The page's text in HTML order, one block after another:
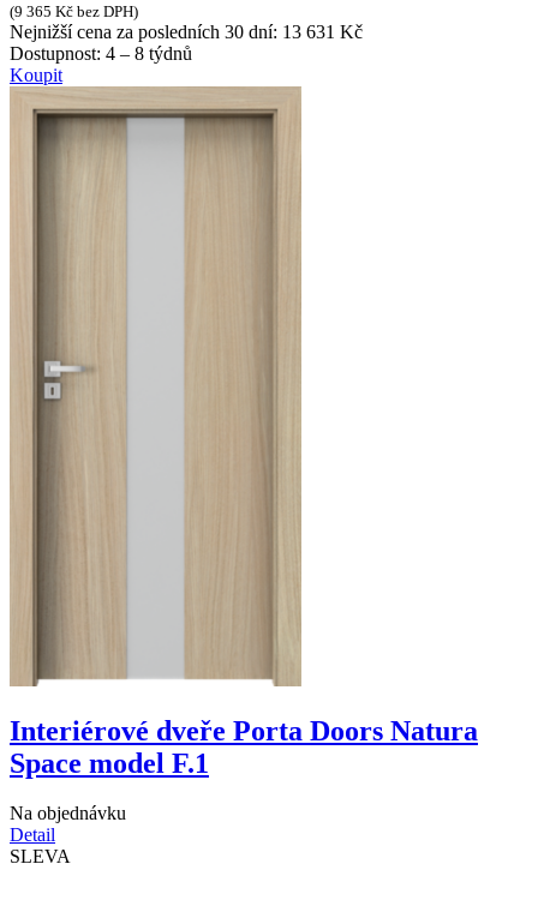
(9 365 Kč bez DPH)
Nejnižší cena za posledních 30 dní: 13 631 Kč
Dostupnost: 4 – 8 týdnů
Koupit
Interiérové dveře Porta Doors Natura
Space model F.1
Na objednávku
Detail
SLEVA